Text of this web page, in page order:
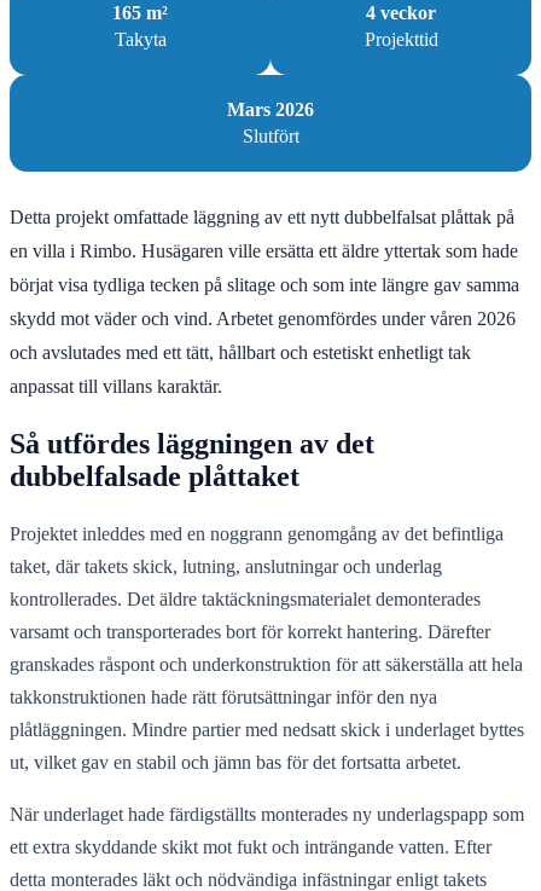
165 m²
Takyta
4 veckor
Projekttid
Mars 2026
Slutfört
Detta projekt omfattade läggning av ett nytt dubbelfalsat plåttak på
en villa i Rimbo. Husägaren ville ersätta ett äldre yttertak som hade
börjat visa tydliga tecken på slitage och som inte längre gav samma
skydd mot väder och vind. Arbetet genomfördes under våren 2026
och avslutades med ett tätt, hållbart och estetiskt enhetligt tak
anpassat till villans karaktär.
Så utfördes läggningen av det
dubbelfalsade plåttaket
Projektet inleddes med en noggrann genomgång av det befintliga
taket, där takets skick, lutning, anslutningar och underlag
kontrollerades. Det äldre taktäckningsmaterialet demonterades
varsamt och transporterades bort för korrekt hantering. Därefter
granskades råspont och underkonstruktion för att säkerställa att hela
takkonstruktionen hade rätt förutsättningar inför den nya
plåtläggningen. Mindre partier med nedsatt skick i underlaget byttes
ut, vilket gav en stabil och jämn bas för det fortsatta arbetet.
När underlaget hade färdigställts monterades ny underlagspapp som
ett extra skyddande skikt mot fukt och inträngande vatten. Efter
detta monterades läkt och nödvändiga infästningar enligt takets